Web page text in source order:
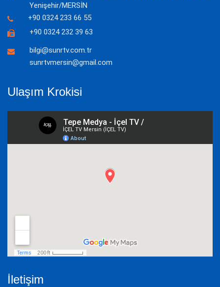
Yenişehir/MERSİN
+90 0324 233 66 55
+90 0324 232 39 63
bilgi@sunrtv.com.tr
sunrtvmersin@gmail.com
Ulaşım Krokisi
İletişim